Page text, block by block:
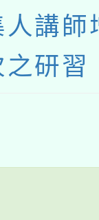
講師
研習